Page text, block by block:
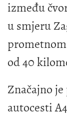
između
u smjeru
od 40
Značajno
autocesti